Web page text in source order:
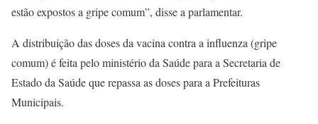
estão expostos a gripe comum”, disse a parlamentar.
A distribuição das doses da vacina contra a influenza (gripe
comum) é feita pelo ministério da Saúde para a Secretaria de
Estado da Saúde que repassa as doses para a Prefeituras
Municipais.